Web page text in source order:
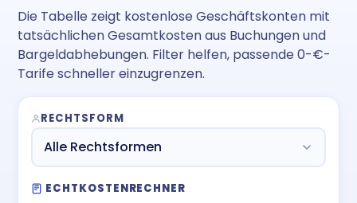
Die Tabelle zeigt kostenlose Geschäftskonten mit
tatsächlichen Gesamtkosten aus Buchungen und
Bargeldabhebungen. Filter helfen, passende 0-€-
Tarife schneller einzugrenzen.
RECHTSFORM
Alle Rechtsformen
ECHTKOSTENRECHNER